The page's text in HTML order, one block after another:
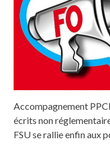
Accompagnement
écrits non
FSU se rallie enfin aux